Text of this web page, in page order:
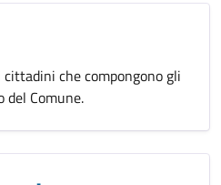
che compongono gli
Comune.